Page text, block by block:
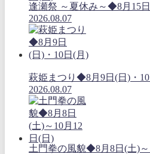
逢瀬祭 ～夏休み～◆8月15
2026.08.07
萩姫まつり◆8月9日(日)・
2026.08.07
土門拳の風貌◆8月8日(土)～